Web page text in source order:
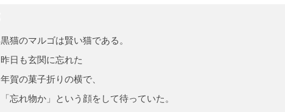
黒猫のマルゴは賢い猫である。
昨日も玄関に忘れた
年賀の菓子折りの横で、
「忘れ物か」という顔をして待っていた。